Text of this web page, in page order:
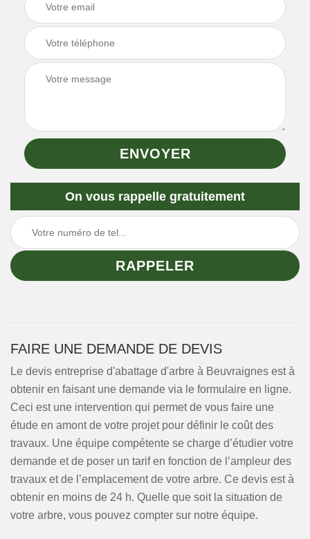
On vous rappelle gratuitement
FAIRE UNE DEMANDE DE DEVIS
Le devis entreprise d'abattage d'arbre à Beuvraignes est à
obtenir en faisant une demande via le formulaire en ligne.
Ceci est une intervention qui permet de vous faire une
étude en amont de votre projet pour définir le coût des
travaux. Une équipe compétente se charge d’étudier votre
demande et de poser un tarif en fonction de l’ampleur des
travaux et de l’emplacement de votre arbre. Ce devis est à
obtenir en moins de 24 h. Quelle que soit la situation de
votre arbre, vous pouvez compter sur notre équipe.